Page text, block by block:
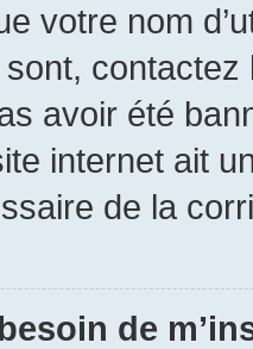
votre nom
sont,
avoir été
internet ait
de la
de